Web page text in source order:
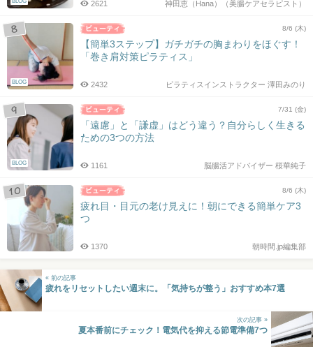
神田恵（Hana）（美腸ケアセラピスト）
2621
BLOG
8/6 (木)
【簡単3ステップ】ガチガチの胸まわりをほぐす！
「巻き肩対策ピラティス」
ピラティスインストラクター 澤田みのり
2432
BLOG
7/31 (金)
「遠慮」と「謙虚」はどう違う？自分らしく生きる
ための3つの方法
脳腸活アドバイザー 桜華純子
1161
8/6 (木)
疲れ目・目元の老け見えに！朝にできる簡単ケア3
つ
朝時間.jp編集部
1370
« 前の記事
疲れをリセットしたい週末に。「気持ちが整う」おすすめ本7選
次の記事 »
夏本番前にチェック！電気代を抑える節電準備7つ